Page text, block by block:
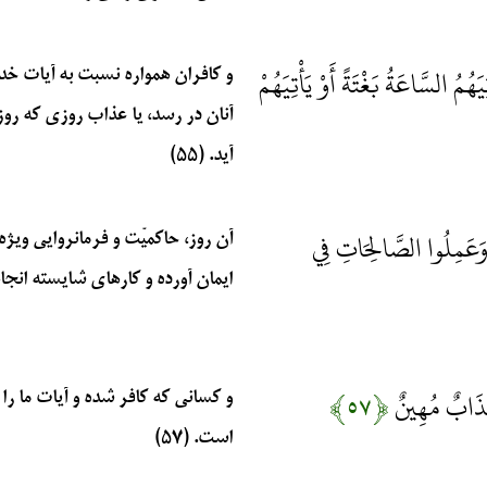
السَّاعَةُ بَغْتَةً أَوْ يَأْتِيَهُمْ
و کافران همواره نسبت به آیات
آنان در رسد، یا عذاب روزی که
آید. (۵۵)
الصَّالِحَاتِ فِي
آن روز، حاکمیّت و فرمانروایی
ایمان آورده و کارهای شایسته
مُهِينٌ﴿۵۷﴾
و کسانی که کافر شده و آیات ما
است. (۵۷)